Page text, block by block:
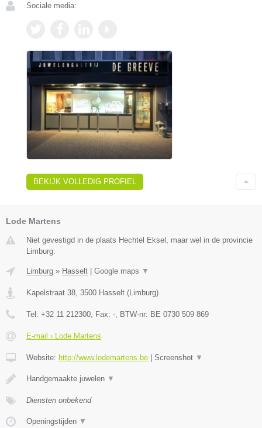
Sociale media:
BEKIJK VOLLEDIG PROFIEL
Lode Martens
Niet gevestigd in de plaats Hechtel Eksel, maar wel in de provincie
Limburg.
Limburg » Hasselt Google maps ▼
Kapelstraat 38, 3500 Hasselt (Limburg)
Tel: +32 11 212300, Fax: -, BTW-nr: BE 0730 509 869
E-mail › Lode Martens
Website: http://www.lodemartens.be Screenshot ▼
Handgemaakte juwelen ▼
Diensten onbekend
Openingstijden ▼